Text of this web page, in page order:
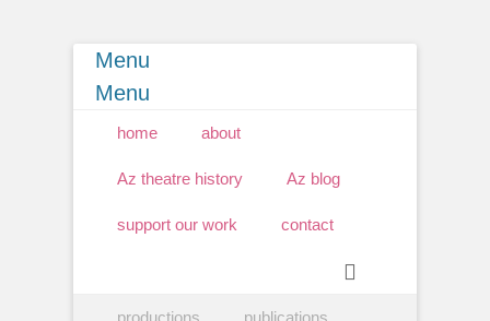
Menu
Menu
Primary Menu
content
home about
Az theatre history Az blog
support our work contact
Secondary Menu
productions publications